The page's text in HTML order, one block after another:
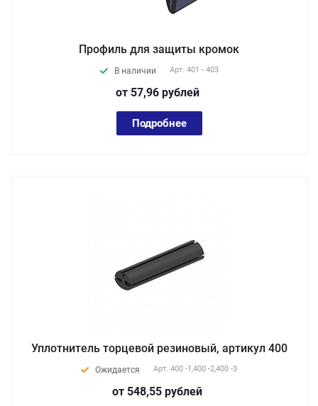
Профиль для защиты кромок
В наличии Арт. 401 - 403
от 57,96 рублей
Подробнее
Уплотнитель торцевой резиновый, артикул 400
Ожидается Арт. 400 -1,400 -2,400 -3
от 548,55 рублей